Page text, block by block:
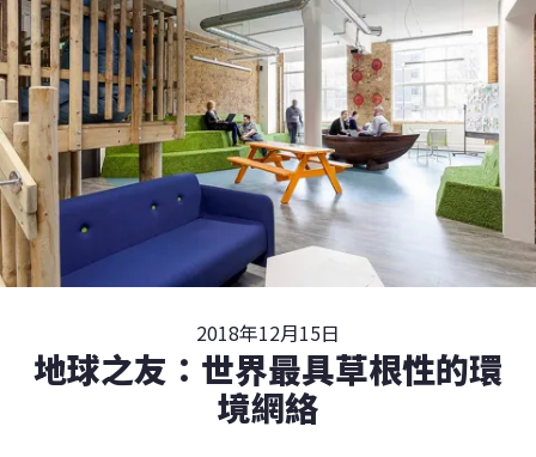
2018年12月15日
地球之友：世界最具草根性的環
境網絡